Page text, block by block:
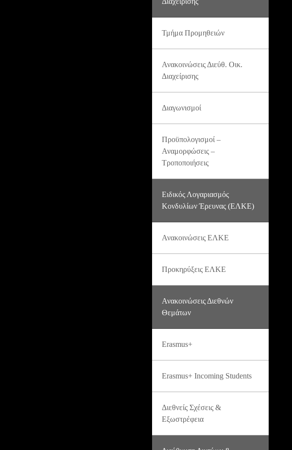
Τμήμα Προμηθειών
Ανακοινώσεις Διεύθ. Οικ.
Διαχείρισης
Διαγωνισμοί
Προϋπολογισμοί –
Αναμορφώσεις –
Τροποποιήσεις
Ειδικός Λογαριασμός
Κονδυλίων Έρευνας (ΕΛΚΕ)
Ανακοινώσεις ΕΛΚΕ
Προκηρύξεις ΕΛΚΕ
Ανακοινώσεις Διεθνών
Θεμάτων
Erasmus+
Erasmus+ Incoming Students
Διεθνείς Σχέσεις &
Εξωστρέφεια